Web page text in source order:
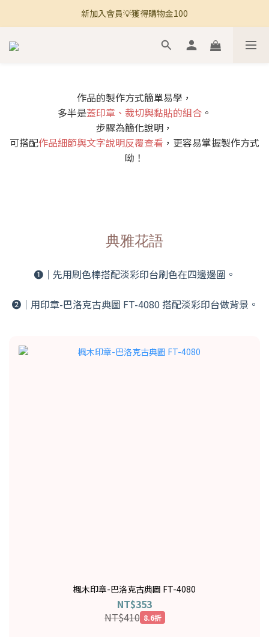
🚚 全館滿800免運 🚚
新加入會員💡獲得購物金100
🚚 全館滿800免運 🚚
作品的製作方式簡單易學，
多半是蓋印章、裁切與黏貼的組合 。
步驟為簡化說明，
可搭配作品細節與文字說明反覆查看 ，更容易掌握製作方式
呦！
典雅花語
❶｜先用刷色棒搭配淡彩印台刷色在四邊邊圍。
➋｜用印章-巴洛克古典圖 FT-4080 搭配淡彩印台做背景。
楓木印章-巴洛克古典圖 FT-4080
NT$353
NT$410 8.6折